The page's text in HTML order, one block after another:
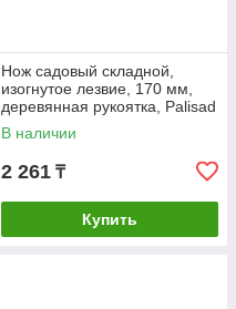
Нож садовый складной,
изогнутое лезвие, 170 мм,
деревянная рукоятка, Palisad
В наличии
2 261 ₸
Купить